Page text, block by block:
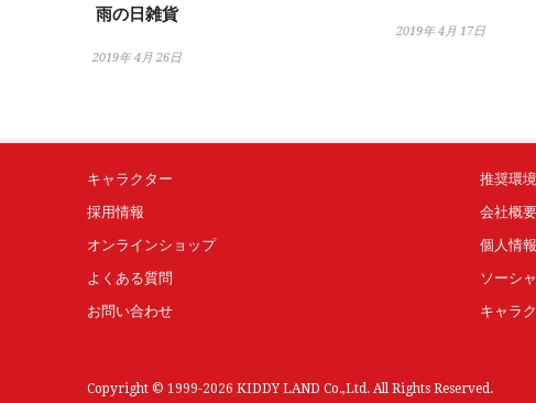
雨の日雑貨
2019年 4月 26日
2019年 4月 17日
キャラクター
採用情報
オンラインショップ
よくある質問
お問い合わせ
推奨環境
会社概要
個人情
ソーシ
キャラ
Copyright © 1999-2026 KIDDY LAND Co.,Ltd. All Rights Reserved.